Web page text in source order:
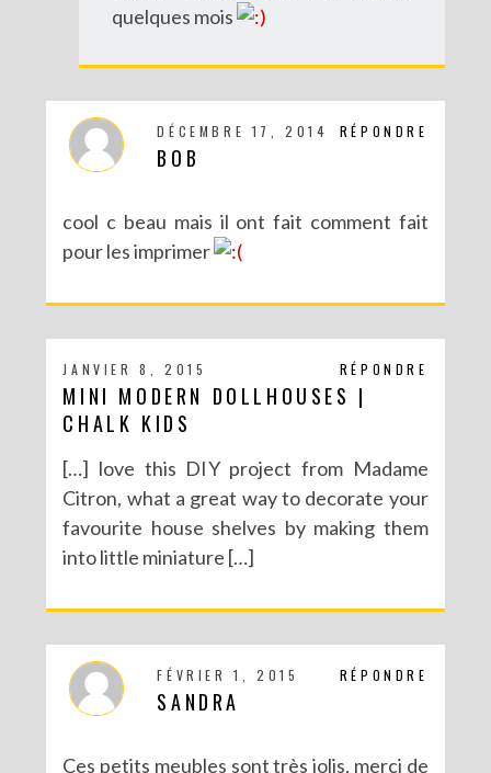
quelques mois
RÉPONDRE
DÉCEMBRE 17, 2014
BOB
cool c beau mais il ont fait comment fait
pour les imprimer
RÉPONDRE
JANVIER 8, 2015
MINI MODERN DOLLHOUSES |
CHALK KIDS
[…] love this DIY project from Madame
Citron, what a great way to decorate your
favourite house shelves by making them
into little miniature […]
RÉPONDRE
FÉVRIER 1, 2015
SANDRA
Ces petits meubles sont très jolis, merci de